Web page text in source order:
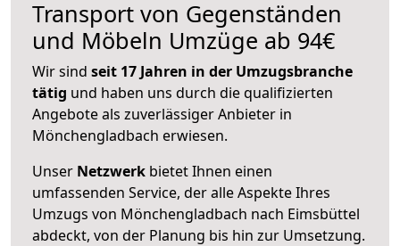
Transport von Gegenständen
und Möbeln Umzüge ab 94€
Wir sind seit 17 Jahren in der Umzugsbranche
tätig und haben uns durch die qualifizierten
Angebote als zuverlässiger Anbieter in
Mönchengladbach erwiesen.
Unser Netzwerk bietet Ihnen einen
umfassenden Service, der alle Aspekte Ihres
Umzugs von Mönchengladbach nach Eimsbüttel
abdeckt, von der Planung bis hin zur Umsetzung.